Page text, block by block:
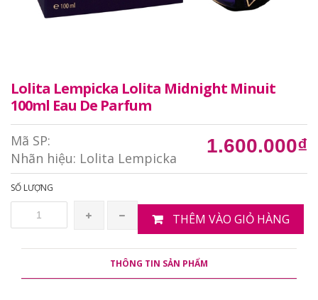
Lolita Lempicka Lolita Midnight Minuit
100ml Eau De Parfum
Mã SP:
Nhãn hiệu: Lolita Lempicka
1.600.000₫
SỐ LƯỢNG
THÊM VÀO GIỎ HÀNG
THÔNG TIN SẢN PHẨM